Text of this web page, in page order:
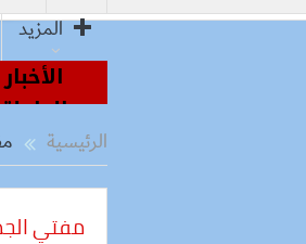
المزيد
الأخبار
العاجلة
إلى قيادة الفراعنة.. كواليس
بأسوان تكثف فعالياتها التوعوية
الرئيسية
مفتي